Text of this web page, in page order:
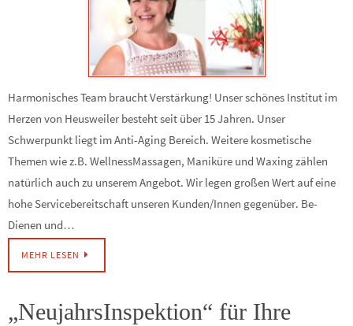
Harmonisches Team braucht Verstärkung! Unser schönes Institut im
Herzen von Heusweiler besteht seit über 15 Jahren. Unser
Schwerpunkt liegt im Anti-Aging Bereich. Weitere kosmetische
Themen wie z.B. WellnessMassagen, Maniküre und Waxing zählen
natürlich auch zu unserem Angebot. Wir legen großen Wert auf eine
hohe Servicebereitschaft unseren Kunden/Innen gegenüber. Be-
Dienen und…
MEHR LESEN
„NeujahrsInspektion“ für Ihre